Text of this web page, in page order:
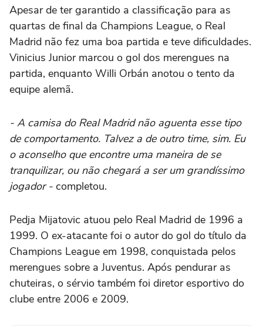
Apesar de ter garantido a classificação para as
quartas de final da Champions League, o Real
Madrid não fez uma boa partida e teve dificuldades.
Vinicius Junior marcou o gol dos merengues na
partida, enquanto Willi Orbán anotou o tento da
equipe alemã.
- A camisa do Real Madrid não aguenta esse tipo
de comportamento. Talvez a de outro time, sim. Eu
o aconselho que encontre uma maneira de se
tranquilizar, ou não chegará a ser um grandíssimo
jogador - completou.
Pedja Mijatovic atuou pelo Real Madrid de 1996 a
1999. O ex-atacante foi o autor do gol do título da
Champions League em 1998, conquistada pelos
merengues sobre a Juventus. Após pendurar as
chuteiras, o sérvio também foi diretor esportivo do
clube entre 2006 e 2009.